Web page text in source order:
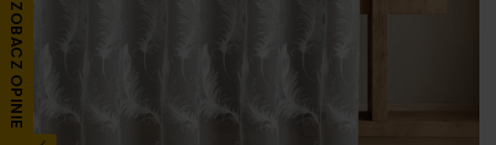
ZOBACZ OPINIE